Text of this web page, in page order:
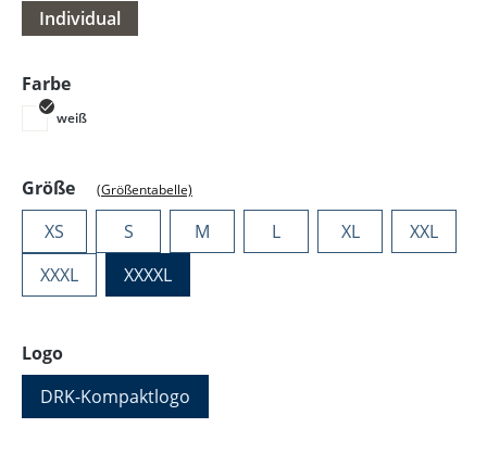
Individual
Farbeauswählen
weiß
Größeauswählen
(Größentabelle)
XS S M L XL
XXL
XXXL
XXXXL
Logoauswählen
DRK-Kompaktlogo